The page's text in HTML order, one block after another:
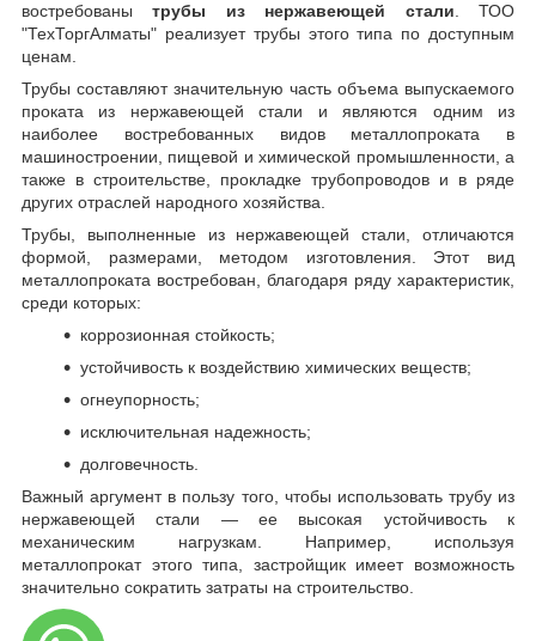
востребованытрубы из нержавеющей стали. ТОО
"ТехТоргАлматы" реализует трубы этого типа по доступным
ценам.
Трубы составляют значительную часть объема выпускаемого
проката из нержавеющей стали и являются одним из
наиболее востребованных видов металлопроката в
машиностроении, пищевой и химической промышленности, а
также в строительстве, прокладке трубопроводов и в ряде
других отраслей народного хозяйства.
Трубы, выполненные из нержавеющей стали, отличаются
формой, размерами, методом изготовления. Этот вид
металлопроката востребован, благодаря ряду характеристик,
среди которых:
коррозионная стойкость;
устойчивость к воздействию химических веществ;
огнеупорность;
исключительная надежность;
долговечность.
Важный аргумент в пользу того, чтобы использовать трубу из
нержавеющей стали — ее высокая устойчивость к
механическим нагрузкам. Например, используя
металлопрокат этого типа, застройщик имеет возможность
значительно сократить затраты на строительство.